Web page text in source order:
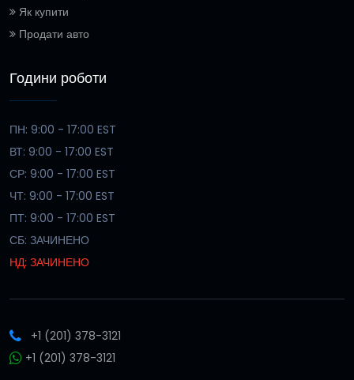
Як купити
Продати авто
Години роботи
ПН: 9:00 - 17:00 EST
ВТ: 9:00 - 17:00 EST
СР: 9:00 - 17:00 EST
ЧТ: 9:00 - 17:00 EST
ПТ: 9:00 - 17:00 EST
СБ: ЗАЧИНЕНО
НД: ЗАЧИНЕНО
+1 (201) 378-3121
+1 (201) 378-3121